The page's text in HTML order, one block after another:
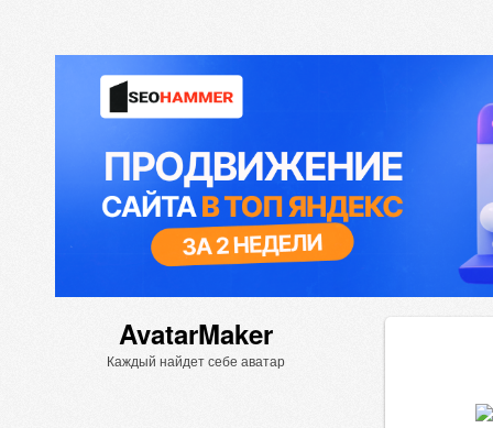
AvatarMaker
Каждый найдет себе аватар